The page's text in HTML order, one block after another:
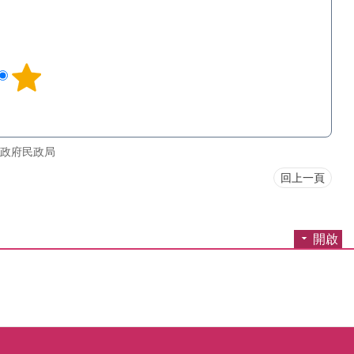
府民政局
回上一頁
開啟